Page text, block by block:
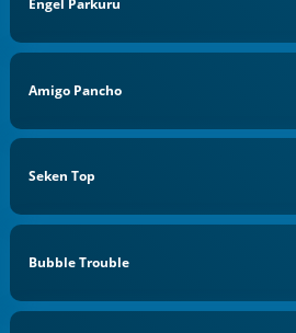
Amigo Pancho
Seken Top
Bubble Trouble